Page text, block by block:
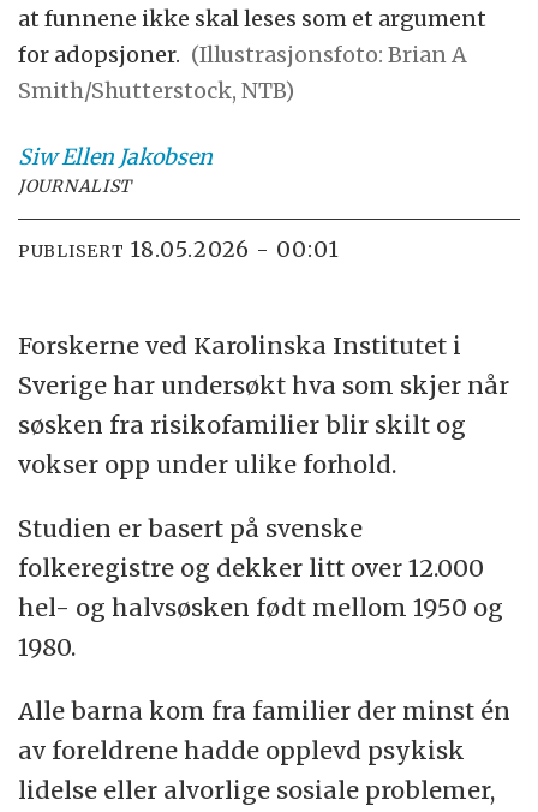
at funnene ikke skal leses som et argument
for adopsjoner. (Illustrasjonsfoto: Brian A
Smith/Shutterstock, NTB)
Siw Ellen Jakobsen
JOURNALIST
PUBLISERT 18.05.2026 - 00:01
Forskerne ved Karolinska Institutet i
Sverige har undersøkt hva som skjer når
søsken fra risikofamilier blir skilt og
vokser opp under ulike forhold.
Studien er basert på svenske
folkeregistre og dekker litt over 12.000
hel- og halvsøsken født mellom 1950 og
1980.
Alle barna kom fra familier der minst én
av foreldrene hadde opplevd psykisk
lidelse eller alvorlige sosiale problemer,